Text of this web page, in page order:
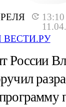
13:10
ВЕСТИ.РУ
России